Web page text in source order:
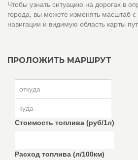
Чтобы узнать ситуацию на дорогах в
города, вы можете изменять масштаб
навигации и видимую область карты
ПРОЛОЖИТЬ МАРШРУТ
Стоимость топлива (руб/1л)
Расход топлива (л/100км)